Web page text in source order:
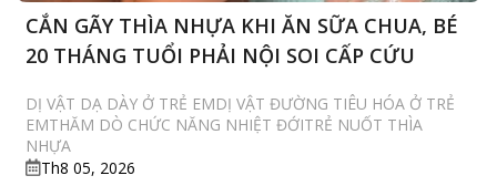
CẮN GÃY THÌA NHỰA KHI ĂN SỮA CHUA, BÉ
20 THÁNG TUỔI PHẢI NỘI SOI CẤP CỨU
DỊ VẬT DẠ DÀY Ở TRẺ EMDỊ VẬT ĐƯỜNG TIÊU HÓA Ở TRẺ
EMTHĂM DÒ CHỨC NĂNG NHIỆT ĐỚITRẺ NUỐT THÌA
NHỰA
Th8 05, 2026